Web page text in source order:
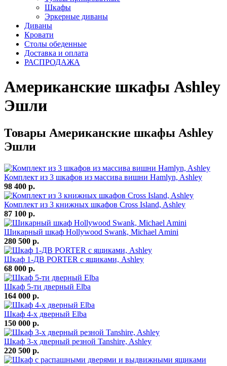
Шкафы
Эркерные диваны
Диваны
Кровати
Столы обеденные
Доставка и оплата
РАСПРОДАЖА
Американские шкафы Ashley
Эшли
Товары Американские шкафы Ashley
Эшли
Комплект из 3 шкафов из массива вишни Hamlyn, Ashley
98 400 р.
Комплект из 3 книжных шкафов Cross Island, Ashley
87 100 р.
Шикарный шкаф Hollywood Swank, Michael Amini
280 500 р.
Шкаф 1-ДВ PORTER с ящиками, Ashley
68 000 р.
Шкаф 5-ти дверный Elba
164 000 р.
Шкаф 4-х дверный Elba
150 000 р.
Шкаф 3-х дверный резной Tanshire, Ashley
220 500 р.